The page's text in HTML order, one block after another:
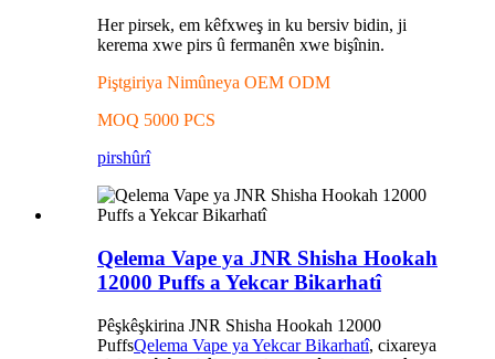
Her pirsek, em kêfxweş in ku bersiv bidin, ji
kerema xwe pirs û fermanên xwe bişînin.
Piştgiriya Nimûneya OEM ODM
MOQ 5000 PCS
pirshûrî
Qelema Vape ya JNR Shisha Hookah
12000 Puffs a Yekcar Bikarhatî
Pêşkêşkirina JNR Shisha Hookah 12000
PuffsQelema Vape ya Yekcar Bikarhatî, cixareya